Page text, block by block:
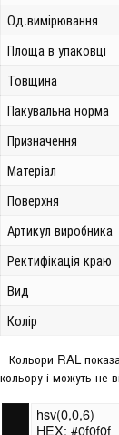
Од.вимірювання
Площа в упаковці
Товщина
Пакувальна норма
Призначення
Матеріал
Поверхня
Артикул виробника
Ректифікація краю
Вид
Колір
Кольори RAL
кольору і можуть не
hsv(0,0,6)
HEX: #0f0f0f